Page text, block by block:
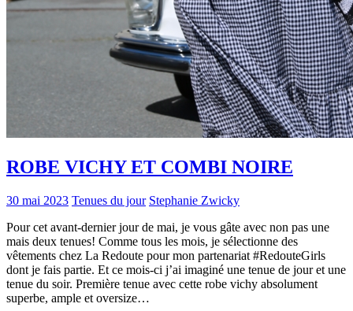
ROBE VICHY ET COMBI NOIRE
30 mai 2023 Tenues du jour Stephanie Zwicky
Pour cet avant-dernier jour de mai, je vous gâte avec non pas une
mais deux tenues! Comme tous les mois, je sélectionne des
vêtements chez La Redoute pour mon partenariat #RedouteGirls
dont je fais partie. Et ce mois-ci j’ai imaginé une tenue de jour et une
tenue du soir. Première tenue avec cette robe vichy absolument
superbe, ample et oversize…